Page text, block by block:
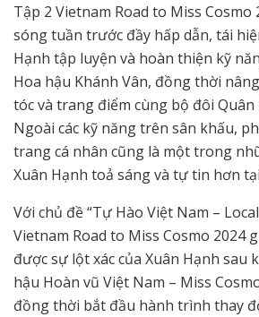
Tập 2 Vietnam Road to Miss Cosmo
sóng tuần trước đầy hấp dẫn, tái
Hạnh tập luyện và hoàn thiện kỹ
Hoa hậu Khánh Vân, đồng thời
tóc và trang điểm cùng bộ đôi Quân
Ngoài các kỹ năng trên sân khấu,
trang cá nhân cũng là một trong
Xuân Hạnh toả sáng và tự tin hơn
Với chủ đề “Tự Hào Việt Nam –
Vietnam Road to Miss Cosmo 2024
được sự lột xác của Xuân Hạnh sau
hậu Hoàn vũ Việt Nam – Miss
đồng thời bắt đầu hành trình thay